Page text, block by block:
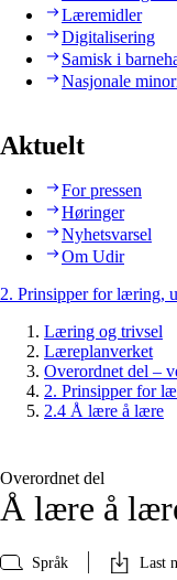
Læremidler
Digitalisering
Samisk i
Nasjonale
Aktuelt
For pressen
Høringer
Nyhetsvarsel
Om Udir
2. Prinsipper for læring,
Læring og trivsel
Læreplanverket
Overordnet del –
2. Prinsipper for
2.4 Å lære å lære
Overordnet del
Å lære å
Språk Last